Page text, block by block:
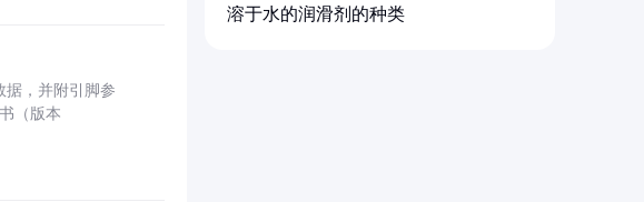
据，并附引脚参
（版本
溶于水的润滑剂的种类